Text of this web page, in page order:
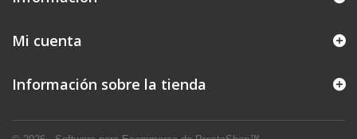
Mi cuenta
Información sobre la tienda